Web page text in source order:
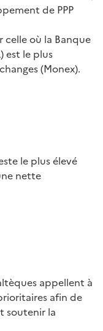
de PPP
celle où la Banque
est le plus
(Monex).
le plus élevé
nette
appellent à
afin de
soutenir la